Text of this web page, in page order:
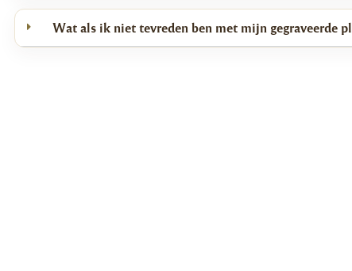
Wat als ik niet tevreden ben met mijn gegraveerde